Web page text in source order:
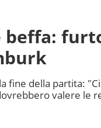
beffa:
fine della partita:
valere le